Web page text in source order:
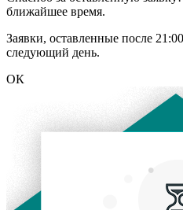
ближайшее время.
Заявки, оставленные после
следующий день.
ОК